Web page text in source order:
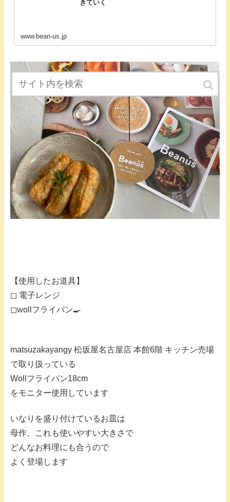
きていく
www.bean-us.jp
【使用したお道具】
◻︎ 電子レンジ
◻︎wollフライパン🍳
matsuzakayangy 松坂屋名古屋店 本館6階 キッチン売場
で取り扱っている
Wollフライパン18cm
をモニター使用しています
いなりを盛り付けているお皿は
母作、これも使いやすい大きさで
どんなお料理にも合うので
よく登場します